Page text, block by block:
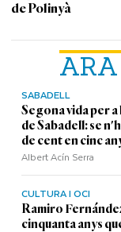
SABADELL
Segona vida per a
de Sabadell: se
de cent en cinc
Albert Acín Serra
CULTURA I OCI
Ramiro
cinquanta anys
de Polinyà